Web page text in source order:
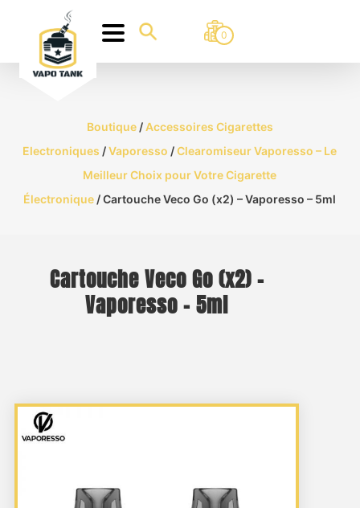
0
Boutique/ Accessoires Cigarettes
Electroniques /Vaporesso /Clearomiseur Vaporesso – Le
Meilleur Choix pour Votre Cigarette
Électronique / Cartouche Veco Go (x2) – Vaporesso – 5ml
Cartouche Veco Go (x2) –
Vaporesso – 5ml